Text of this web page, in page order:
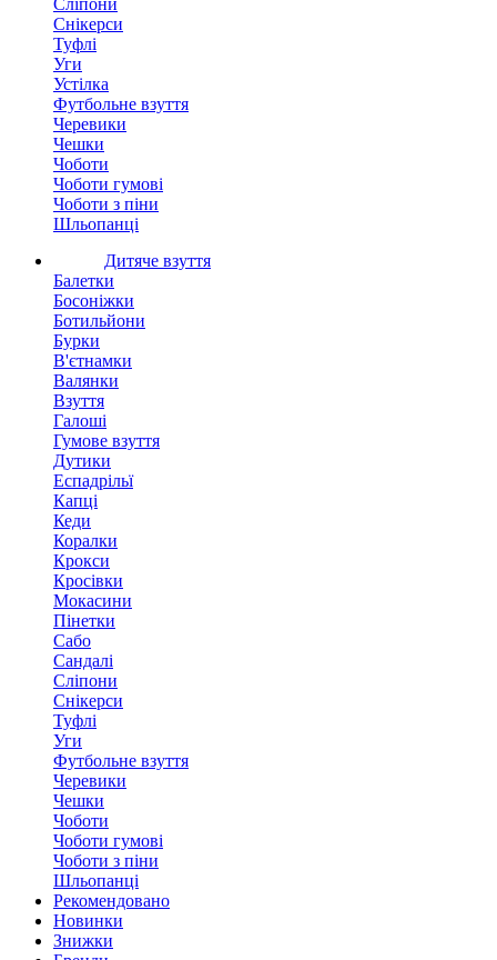
Сліпони
Снікерси
Туфлі
Уги
Устілка
Футбольне взуття
Черевики
Чешки
Чоботи
Чоботи гумові
Чоботи з піни
Шльопанці
Дитяче взуття
Балетки
Босоніжки
Ботильйони
Бурки
В'єтнамки
Валянки
Взуття
Галоші
Гумове взуття
Дутики
Еспадрільї
Капці
Кеди
Коралки
Крокси
Кросівки
Мокасини
Пінетки
Сабо
Сандалі
Сліпони
Снікерси
Туфлі
Уги
Футбольне взуття
Черевики
Чешки
Чоботи
Чоботи гумові
Чоботи з піни
Шльопанці
Рекомендовано
Новинки
Знижки